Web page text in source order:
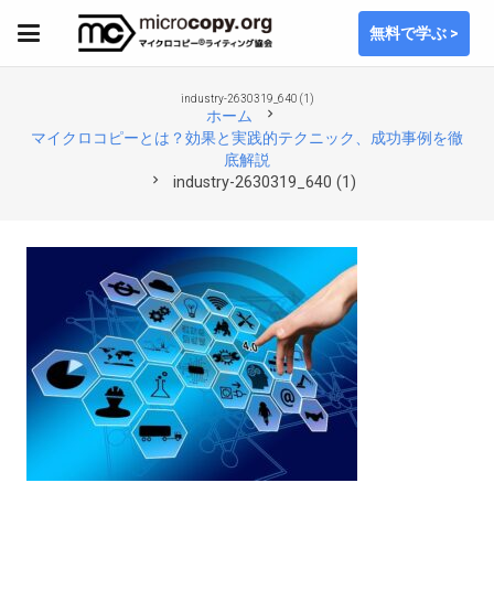
無料で学ぶ >
industry-2630319_640 (1)
ホーム chevron_right
マイクロコピーとは？効果と実践的テクニック、成功事例を徹
底解説
chevron_right industry-2630319_640 (1)